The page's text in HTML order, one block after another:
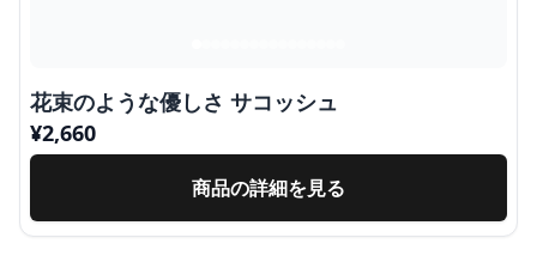
花束のような優しさ サコッシュ
¥2,660
商品の詳細を見る